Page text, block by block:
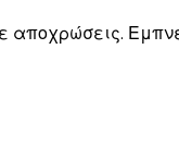
αποχρώσεις.